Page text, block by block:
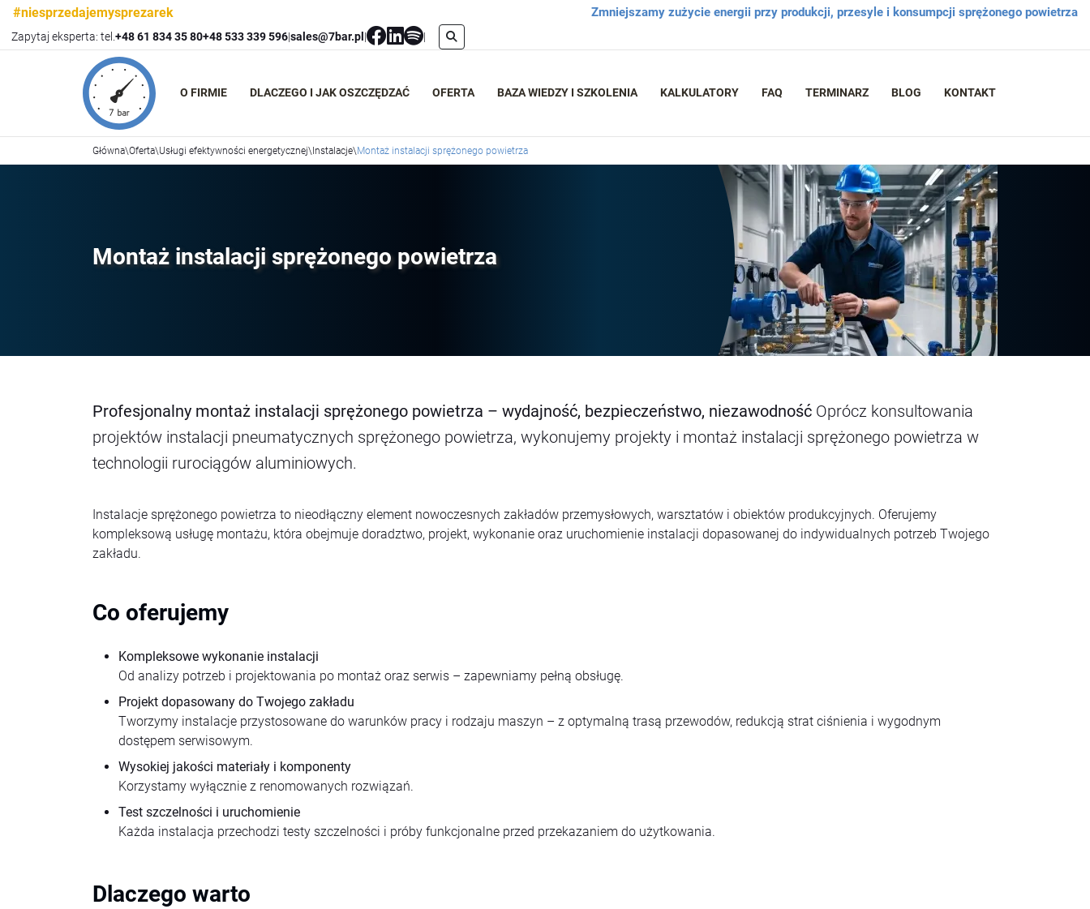
#niesprzedajemysprezarek Zmniejszamy zużycie energii przy produkcji, przesyle i konsumpcji sprężonego powietrza
Zapytaj eksperta: tel. +48 61 834 35 80+48 533 339 596|sales@7bar.pl| |
O FIRMIE DLACZEGO I JAK OSZCZĘDZAĆ OFERTA BAZA WIEDZY I SZKOLENIA KALKULATORY FAQ TERMINARZ BLOG KONTAKT
Główna\Oferta\Usługi efektywności energetycznej\Instalacje\Montaż instalacji sprężonego powietrza
Montaż instalacji sprężonego powietrza
Profesjonalny montaż instalacji sprężonego powietrza – wydajność, bezpieczeństwo, niezawodność Oprócz konsultowania
projektów instalacji pneumatycznych sprężonego powietrza, wykonujemy projekty i montaż instalacji sprężonego powietrza w
technologii rurociągów aluminiowych.
Instalacje sprężonego powietrza to nieodłączny element nowoczesnych zakładów przemysłowych, warsztatów i obiektów produkcyjnych. Oferujemy
kompleksową usługę montażu, która obejmuje doradztwo, projekt, wykonanie oraz uruchomienie instalacji dopasowanej do indywidualnych potrzeb Twojego
zakładu.
Co oferujemy
Kompleksowe wykonanie instalacji
Od analizy potrzeb i projektowania po montaż oraz serwis – zapewniamy pełną obsługę.
Projekt dopasowany do Twojego zakładu
Tworzymy instalacje przystosowane do warunków pracy i rodzaju maszyn – z optymalną trasą przewodów, redukcją strat ciśnienia i wygodnym
dostępem serwisowym.
Wysokiej jakości materiały i komponenty
Korzystamy wyłącznie z renomowanych rozwiązań.
Test szczelności i uruchomienie
Każda instalacja przechodzi testy szczelności i próby funkcjonalne przed przekazaniem do użytkowania.
Dlaczego warto